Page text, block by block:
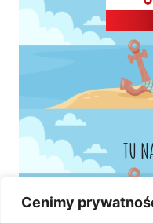
Cenimy
TU